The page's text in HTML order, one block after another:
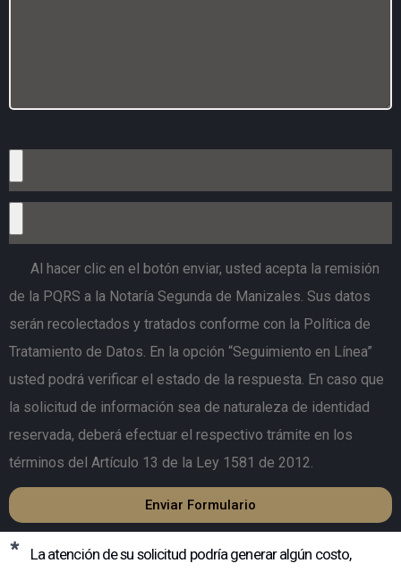
Al hacer clic en el botón enviar, usted acepta la remisión
de la PQRS a la Notaría Segunda de Manizales. Sus datos
serán recolectados y tratados conforme con la Política de
Tratamiento de Datos. En la opción “Seguimiento en Línea”
usted podrá verificar el estado de la respuesta. En caso que
la solicitud de información sea de naturaleza de identidad
reservada, deberá efectuar el respectivo trámite en los
términos del Artículo 13 de la Ley 1581 de 2012.
Enviar Formulario
La atención de su solicitud podría generar algún costo,